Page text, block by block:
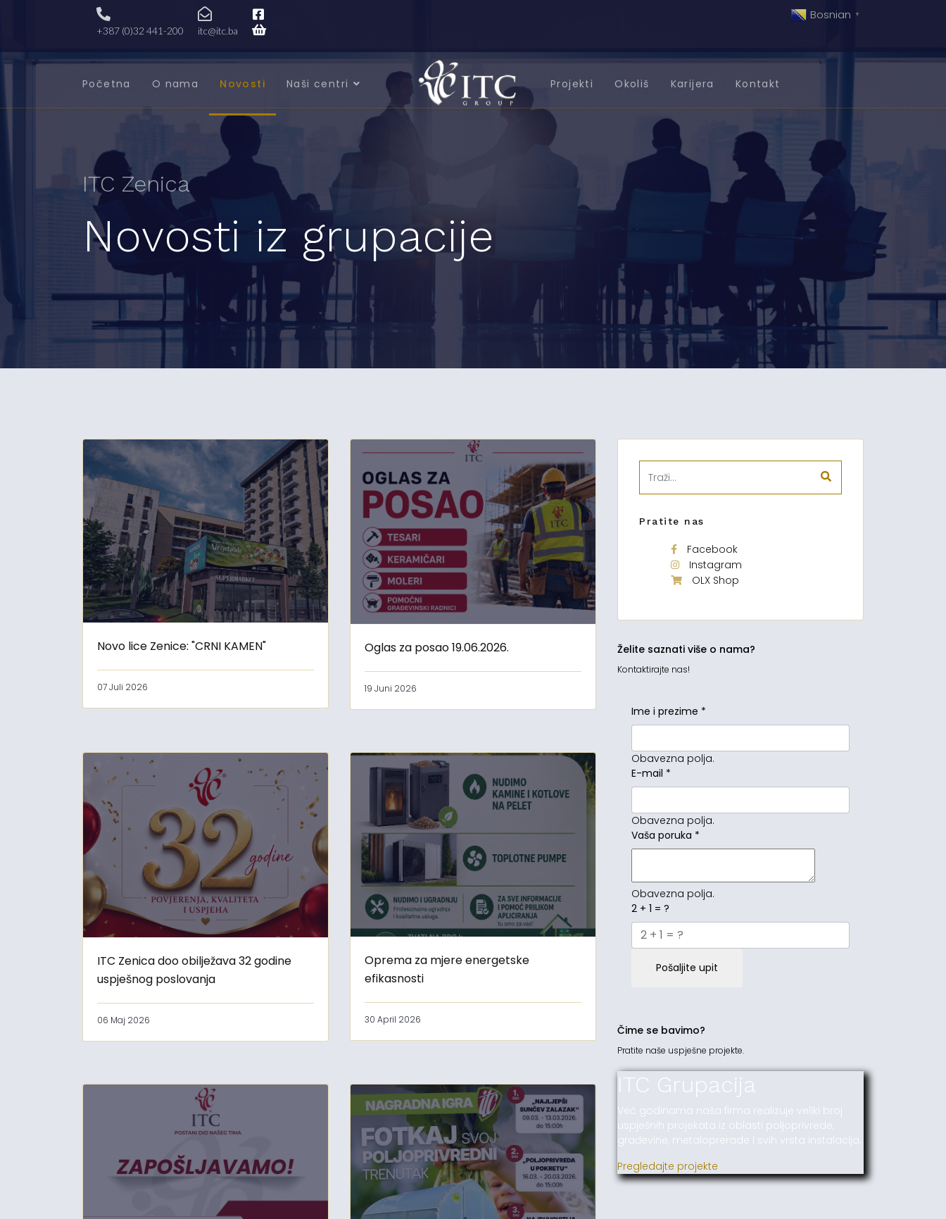
+387 (0)32 441-200 itc@itc.ba
Bosnian ▼
Početna O nama Novosti Naši centri Projekti Okoliš Karijera Kontakt
ITC Zenica
Novosti iz grupacije
Novo lice Zenice: "CRNI KAMEN"
07 Juli 2026
Oglas za posao 19.06.2026.
19 Juni 2026
ITC Zenica doo obilježava 32 godine
uspješnog poslovanja
06 Maj 2026
Oprema za mjere energetske
efikasnosti
30 April 2026
Pratite nas
Facebook
Instagram
OLX Shop
Želite saznati više o nama?
Kontaktirajte nas!
Ime i prezime *
Obavezna polja.
E-mail *
Obavezna polja.
Vaša poruka *
Obavezna polja.
2 + 1 = ?
Pošaljite upit
Čime se bavimo?
Pratite naše uspješne projekte.
ITC Grupacija
Već godinama naša firma realizuje veliki broj
uspješnih projekata iz oblasti poljoprivrede,
građevine, metaloprerade i svih vrsta instalacija.
Pregledajte projekte